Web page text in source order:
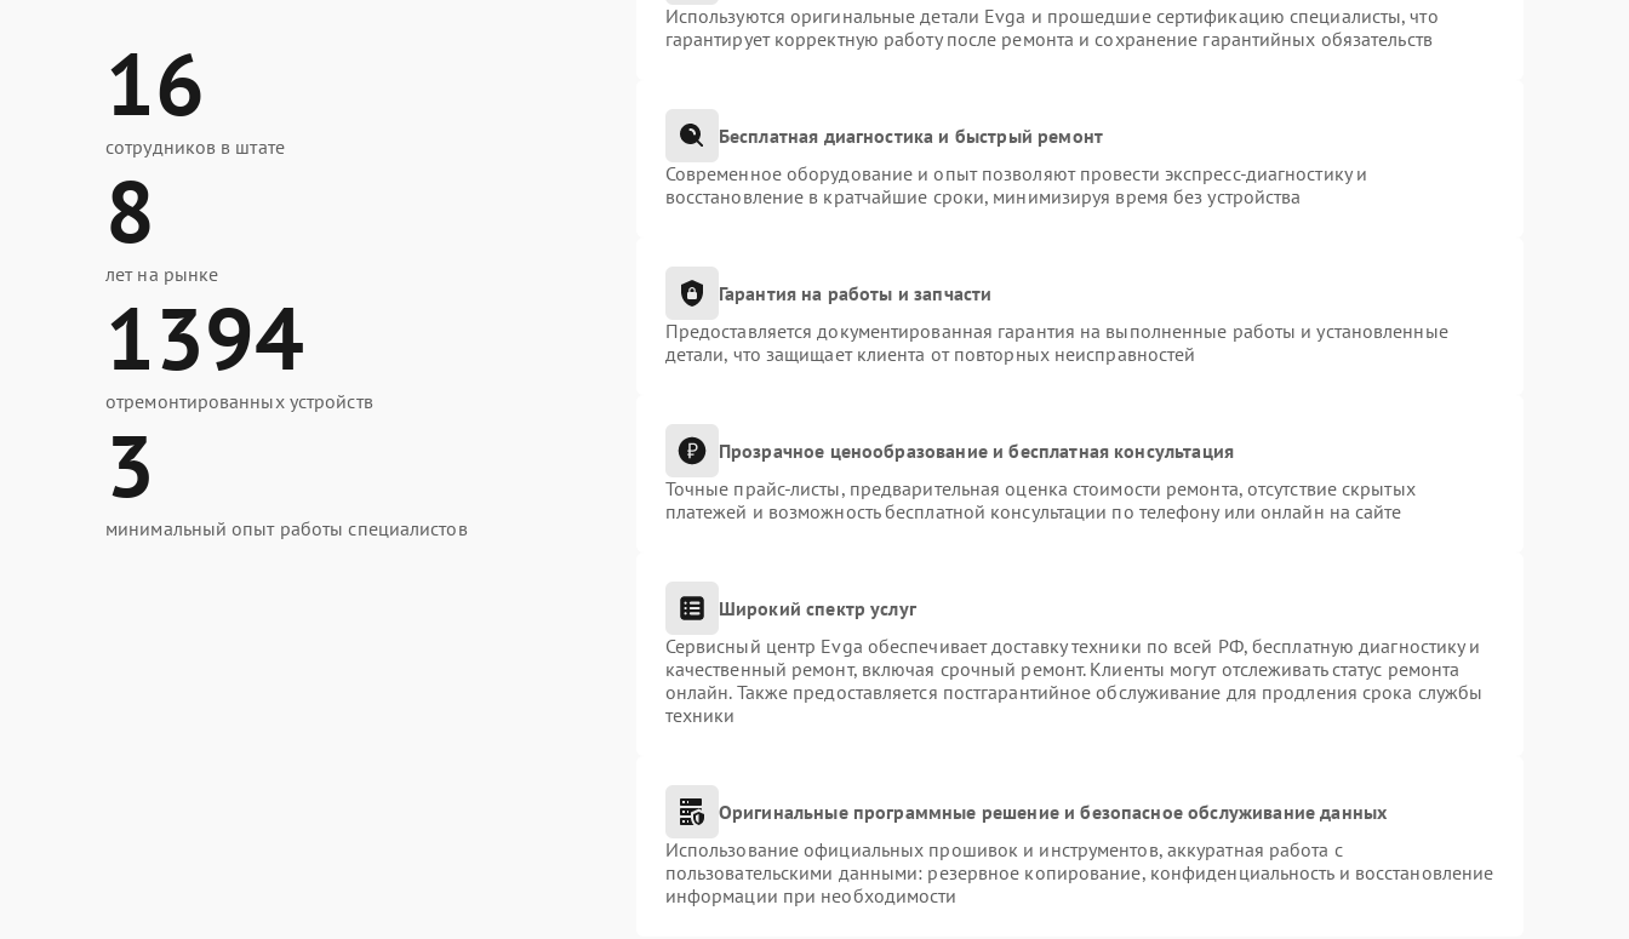
16
сотрудников в штате
8
лет на рынке
1394
отремонтированных устройств
3
минимальный опыт работы специалистов
Используются оригинальные детали Evga и прошедшие сертификацию специалисты, что
гарантирует корректную работу после ремонта и сохранение гарантийных обязательств
Бесплатная диагностика и быстрый ремонт
Современное оборудование и опыт позволяют провести экспресс-диагностику и
восстановление в кратчайшие сроки, минимизируя время без устройства
Гарантия на работы и запчасти
Предоставляется документированная гарантия на выполненные работы и установленные
детали, что защищает клиента от повторных неисправностей
Прозрачное ценообразование и бесплатная консультация
Точные прайс-листы, предварительная оценка стоимости ремонта, отсутствие скрытых
платежей и возможность бесплатной консультации по телефону или онлайн на сайте
Широкий спектр услуг
Сервисный центр Evga обеспечивает доставку техники по всей РФ, бесплатную диагностику и
качественный ремонт, включая срочный ремонт. Клиенты могут отслеживать статус ремонта
онлайн. Также предоставляется постгарантийное обслуживание для продления срока службы
техники
Оригинальные программные решение и безопасное обслуживание данных
Использование официальных прошивок и инструментов, аккуратная работа с
пользовательскими данными: резервное копирование, конфиденциальность и восстановление
информации при необходимости